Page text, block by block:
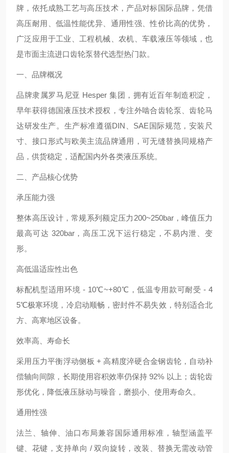
牌，依托成熟工艺与高压技术，产品对标国际品牌，凭借
高压耐用、低温性能优异、通用性强、性价比高的优势，
广泛应用于工业、工程机械、农机、车载液压等领域，也
是市面主流进口齿轮泵替代选型热门款。
一、品牌概况
品牌隶属罗马尼亚 Hesper 集团，拥有近百年制造积淀，
早年获得德国液压技术授权，专注外啮合齿轮泵、齿轮马
达研发生产。生产标准遵循DIN、SAE国际规范，安装尺
寸、接口形式与欧美主流品牌通用，可无缝替换同规格产
品，供货稳定，适配国内外各类液压系统。
二、产品核心优势
承压能力强
整体高压设计，常规系列额定压力200~250bar，峰值压力
最高可达 320bar，高压工况下运行稳定，不易内泄、变
形。
高低温适应性出色
标配机型适用环境 - 10℃~+80℃，低温专用款可耐受 - 4
5℃极寒环境，冷启动顺畅，密封件不易失效，特别适合北
方、高寒地区设备。
效率高、寿命长
采用压力平衡浮动侧板 + 高精度淬硬合金钢齿轮，自动补
偿轴向间隙，长期使用容积效率仍保持 92% 以上；齿轮齿
形优化，降低液压脉动与噪音，磨损小、使用寿命久。
通用性强
法兰、轴伸、油口布局兼容国际通用标准，轴型涵盖平
键、花键，支持单向 / 双向旋转，改装、替换无需改动管